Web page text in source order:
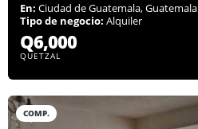
En: Ciudad de Guatemala, Guatemala
Tipo de negocio: Alquiler
Q6,000
QUETZAL
COMP.